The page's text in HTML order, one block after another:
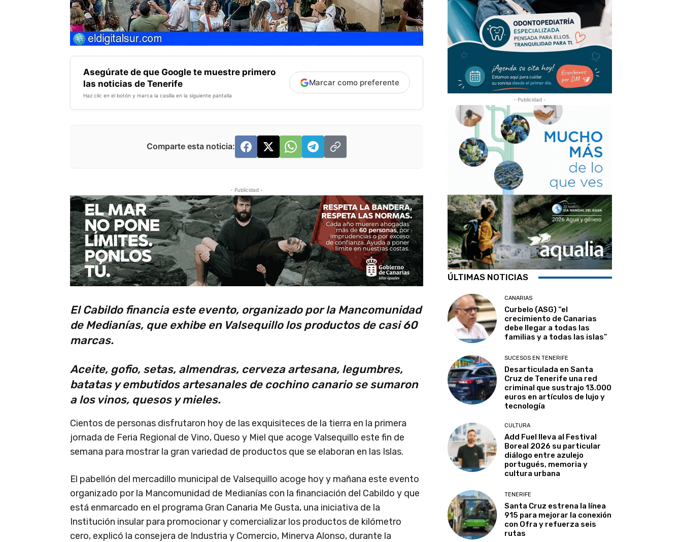
Asegúrate de que Google te muestre primero
las noticias de Tenerife
Haz clic en el botón y marca la casilla en la siguiente pantalla
Marcar como preferente
Comparte esta noticia:
- Publicidad -
El Cabildo financia este evento, organizado por la Mancomunidad
de Medianías, que exhibe en Valsequillo los productos de casi 60
marcas.
Aceite, gofio, setas, almendras, cerveza artesana, legumbres,
batatas y embutidos artesanales de cochino canario se sumaron
a los vinos, quesos y mieles.
Cientos de personas disfrutaron hoy de las exquisiteces de la tierra en la primera
jornada de Feria Regional de Vino, Queso y Miel que acoge Valsequillo este fin de
semana para mostrar la gran variedad de productos que se elaboran en las Islas.
El pabellón del mercadillo municipal de Valsequillo acoge hoy y mañana este evento
organizado por la Mancomunidad de Medianías con la financiación del Cabildo y que
está enmarcado en el programa Gran Canaria Me Gusta, una iniciativa de la
Institución insular para promocionar y comercializar los productos de kilómetro
cero, explicó la consejera de Industria y Comercio, Minerva Alonso, durante la
- Publicidad -
ÚLTIMAS NOTICIAS
CANARIAS
Curbelo (ASG) “el
crecimiento de Canarias
debe llegar a todas las
familias y a todas las islas”
SUCESOS EN TENERIFE
Desarticulada en Santa
Cruz de Tenerife una red
criminal que sustrajo 13.000
euros en artículos de lujo y
tecnología
CULTURA
Add Fuel lleva al Festival
Boreal 2026 su particular
diálogo entre azulejo
portugués, memoria y
cultura urbana
TENERIFE
Santa Cruz estrena la línea
915 para mejorar la conexión
con Ofra y refuerza seis
rutas